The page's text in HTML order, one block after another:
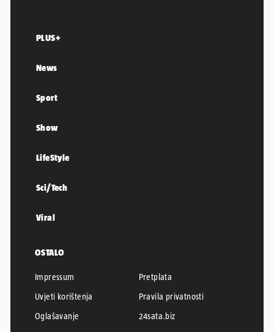
PLUS+
News
Sport
Show
LifeStyle
Sci/Tech
Viral
OSTALO
Impressum
Pretplata
Uvjeti korištenja
Pravila privatnosti
Oglašavanje
24sata.biz